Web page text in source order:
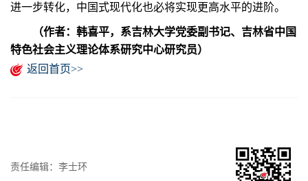
进一步转化，中国式现代化也必将实现更高水平的进阶。
（作者：韩喜平，系吉林大学党委副书记、吉林省中国
特色社会主义理论体系研究中心研究员）
返回首页>>
责任编辑：李士环